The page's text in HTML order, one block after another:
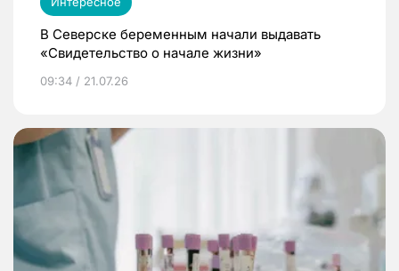
В Северске беременным начали выдавать
«Свидетельство о начале жизни»
09:34 / 21.07.26